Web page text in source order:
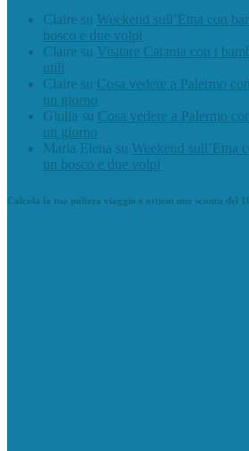
Claire su Weekend sull’Etna con
bosco e due volpi
Claire su Visitare Catania con i
utili
Claire su Cosa vedere a Palermo
un giorno
Giulia su Cosa vedere a Palermo
un giorno
Maria Elena su Weekend sull’Etna
un bosco e due volpi
Calcola la tua polizza viaggio e ottieni uno sconto del